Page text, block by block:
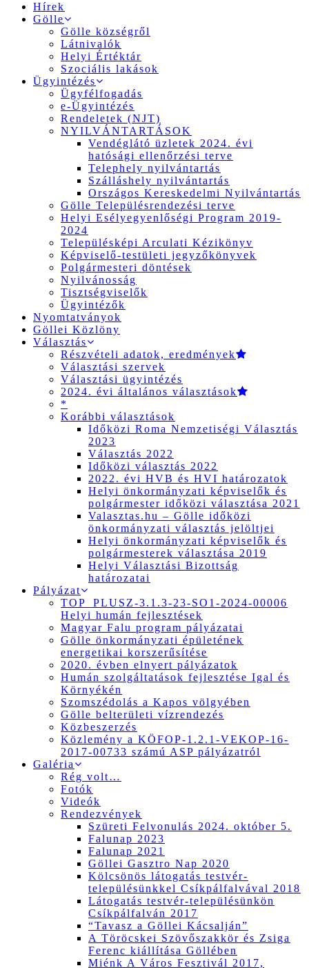
Hírek
Gölle
Gölle községről
Látnivalók
Helyi Értéktár
Szociális lakások
Ügyintézés
Ügyfélfogadás
e-Ügyintézés
Rendeletek (NJT)
NYILVÁNTARTÁSOK
Vendéglátó üzletek 2024. évi
hatósági ellenőrzési terve
Telephely nyilvántartás
Szálláshely nyilvántartás
Országos Kereskedelmi Nyilvántartás
Gölle Településrendezési terve
Helyi Esélyegyenlőségi Program 2019-
2024
Településképi Arculati Kézikönyv
Képviselő-testületi jegyzőkönyvek
Polgármesteri döntések
Nyilvánosság
Tisztségviselők
Ügyintézők
Nyomtatványok
Göllei Közlöny
Választás
Részvételi adatok, eredmények
Választási szervek
Választási ügyintézés
2024. évi általános választások
*
Korábbi választások
Időközi Roma Nemzetiségi Választás
2023
Választás 2022
Időközi választás 2022
2022. évi HVB és HVI határozatok
Helyi önkormányzati képviselők és
polgármester időközi választása 2021
Valasztas.hu – Gölle időközi
önkormányzati választás jelöltjei
Helyi önkormányzati képviselők és
polgármesterek választása 2019
Helyi Választási Bizottság
határozatai
Pályázat
TOP_PLUSZ-3.1.3-23-SO1-2024-00006
Helyi humán fejlesztések
Magyar Falu program pályázatai
Gölle önkormányzati épületének
energetikai korszerűsítése
2020. évben elnyert pályázatok
Humán szolgáltatások fejlesztése Igal és
Környékén
Szomszédolás a Kapos völgyében
Gölle belterületi vízrendezés
Közbeszerzés
Közlemény a KÖFOP-1.2.1-VEKOP-16-
2017-00733 számú ASP pályázatról
Galéria
Rég volt…
Fotók
Videók
Rendezvények
Szüreti Felvonulás 2024. október 5.
Falunap 2023
Falunap 2021
Göllei Gasztro Nap 2020
Kölcsönös látogatás testvér-
településünkkel Csíkpálfalvával 2018
Látogatás testvér-településünkön
Csíkpálfalván 2017
“Tavasz a Göllei Kácsalján”
A Töröcskei Szövőszakkör és Zsiga
Ferenc kiállítása Göllében
Miénk A Város Fesztivál 2017,